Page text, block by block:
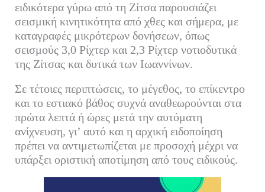
ειδικότερα γύρω από τη Ζίτσα παρουσιάζει
σεισμική κινητικότητα από χθες και σήμερα, με
καταγραφές μικρότερων δονήσεων, όπως
σεισμούς 3,0 Ρίχτερ και 2,3 Ρίχτερ νοτιοδυτικά
της Ζίτσας και δυτικά των Ιωαννίνων.
Σε τέτοιες περιπτώσεις, το μέγεθος, το επίκεντρο
και το εστιακό βάθος συχνά αναθεωρούνται στα
πρώτα λεπτά ή ώρες μετά την αυτόματη
ανίχνευση, γι’ αυτό και η αρχική ειδοποίηση
πρέπει να αντιμετωπίζεται με προσοχή μέχρι να
υπάρξει οριστική αποτίμηση από τους ειδικούς.